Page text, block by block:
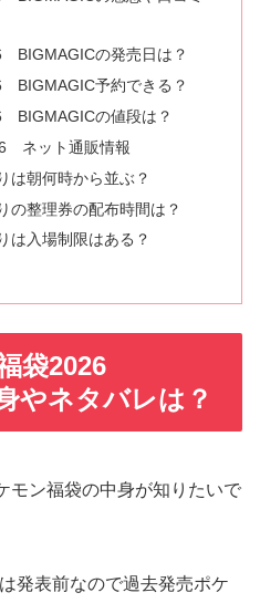
BIGMAGICの発売日は？
BIGMAGIC予約できる？
BIGMAGICの値段は？
ネット通販情報
は朝何時から並ぶ？
の整理券の配布時間は？
は入場制限はある？
袋2026
やネタバレは？
モン福袋の中身が知りたいで
発表前なので過去発売ポケ